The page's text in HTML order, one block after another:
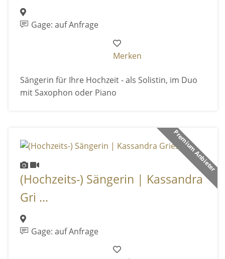
Gage: auf Anfrage
Merken
Sängerin für Ihre Hochzeit - als Solistin, im Duo
mit Saxophon oder Piano
Premium Anbieter
(Hochzeits-) Sängerin | Kassandra
Gri ...
Gage: auf Anfrage